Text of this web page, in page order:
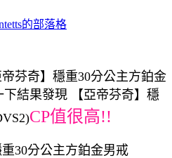
的部落格
芬奇】穩重30分公主方鉑金
結果發現 【亞帝芬奇】穩
CP值很高!!
30分公主方鉑金男戒